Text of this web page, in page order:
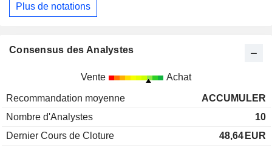
Plus de notations
Consensus des Analystes
Vente Achat
Recommandation moyenne
ACCUMULER
Nombre d'Analystes
10
Dernier Cours de Cloture
48,64 EUR